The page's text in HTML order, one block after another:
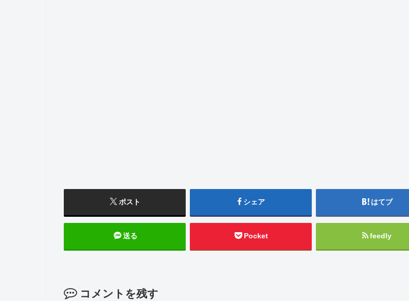
ポスト シェア はてブ
送る Pocket feedly
コメントを残す